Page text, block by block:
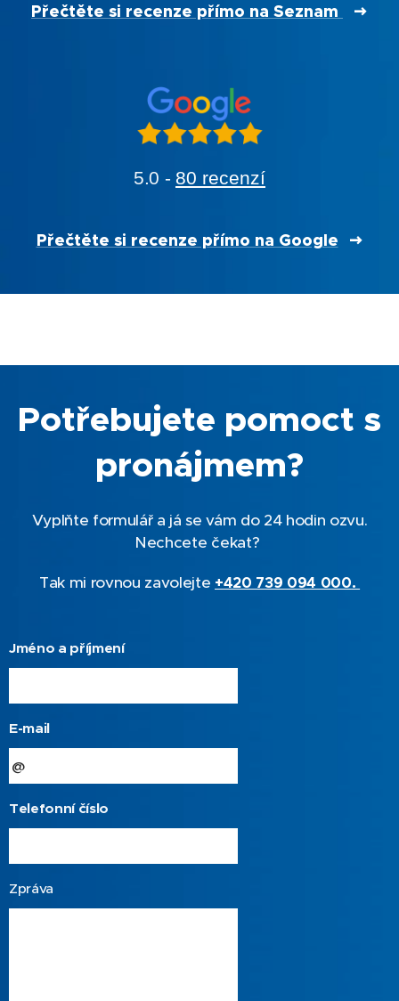
Přečtěte si recenze přímo na Seznam
5.0 - 80 recenzí
Přečtěte si recenze přímo na Google
Potřebujete pomoct s
pronájmem?
Vyplňte formulář a já se vám do 24 hodin ozvu.
Nechcete čekat?
Tak mi rovnou zavolejte +420 739 094 000.
Jméno a příjmení
E-mail
Telefonní číslo
Zpráva